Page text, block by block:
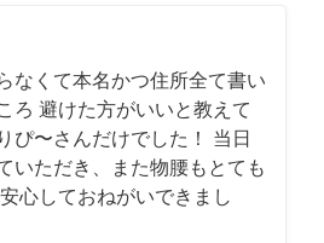
なくて本名かつ住所全て書い
ろ 避けた方がいいと教えて
ぴ〜さんだけでした！ 当日
いただき、また物腰もとても
心しておねがいできまし